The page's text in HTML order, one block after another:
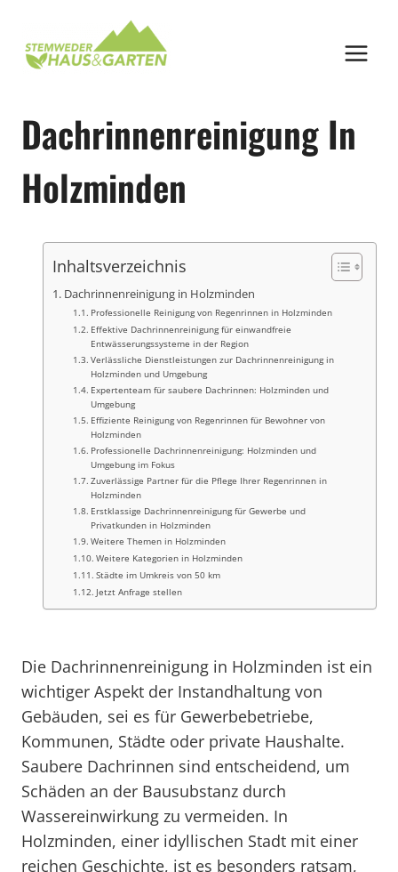
springen
Dachrinnenreinigung In
Holzminden
Inhaltsverzeichnis
Dachrinnenreinigung in Holzminden
Professionelle Reinigung von Regenrinnen in Holzminden
Effektive Dachrinnenreinigung für einwandfreie
Entwässerungssysteme in der Region
Verlässliche Dienstleistungen zur Dachrinnenreinigung in
Holzminden und Umgebung
Expertenteam für saubere Dachrinnen: Holzminden und
Umgebung
Effiziente Reinigung von Regenrinnen für Bewohner von
Holzminden
Professionelle Dachrinnenreinigung: Holzminden und
Umgebung im Fokus
Zuverlässige Partner für die Pflege Ihrer Regenrinnen in
Holzminden
Erstklassige Dachrinnenreinigung für Gewerbe und
Privatkunden in Holzminden
Weitere Themen in Holzminden
Weitere Kategorien in Holzminden
Städte im Umkreis von 50 km
Jetzt Anfrage stellen
Die Dachrinnenreinigung in Holzminden ist ein
wichtiger Aspekt der Instandhaltung von
Gebäuden, sei es für Gewerbebetriebe,
Kommunen, Städte oder private Haushalte.
Saubere Dachrinnen sind entscheidend, um
Schäden an der Bausubstanz durch
Wassereinwirkung zu vermeiden. In
Holzminden, einer idyllischen Stadt mit einer
reichen Geschichte, ist es besonders ratsam,